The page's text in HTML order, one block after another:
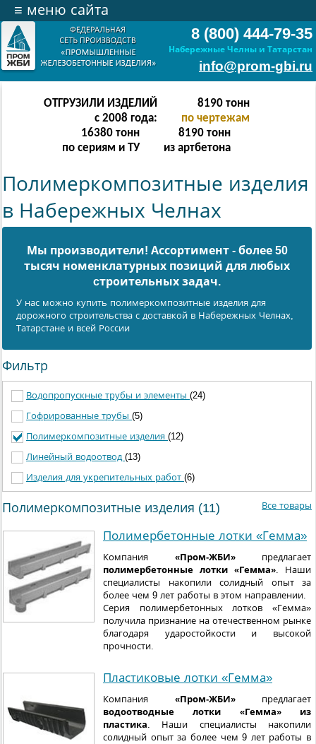
8 (800) 444-79-35
Набережные Челны и Татарстан
info@prom-gbi.ru
≡ меню сайта
ОТГРУЗИЛИ ИЗДЕЛИЙ
с 2008 года:
16382тонн
по чертежам
32764 тонн
по сериям и ТУ
16382 тонн
из артбетона
Полимеркомпозитные изделия
в Набережных Челнах
Мы производители! Ассортимент - более 50
тысяч номенклатурных позиций для любых
cтроительных задач.
У нас можно купить полимеркомпозитные изделия для
дорожного строительства с доставкой в Набережных Челнах,
Татарстане и всей России
Фильтр
Водопропускные трубы и элементы (24)
Гофрированные трубы (5)
Полимеркомпозитные изделия (12)
Линейный водоотвод (13)
Изделия для укрепительных работ (6)
Полимеркомпозитные изделия (11) Все товары
Полимербетонные лотки «Гемма»
Компания «Пром-ЖБИ»предлагает
полимербетонные лотки «Гемма». Наши
специалисты накопили солидный опыт за
более чем 9 лет работы в этом направлении.
Серия полимербетонных лотков «Гемма»
получила признание на отечественном рынке
благодаря ударостойкости и высокой
прочности.
Пластиковые лотки «Гемма»
Компания «Пром-ЖБИ»предлагает
водоотводные лотки «Гемма»из
пластика. Наши специалисты накопили
солидный опыт за более чем 9 лет работы в